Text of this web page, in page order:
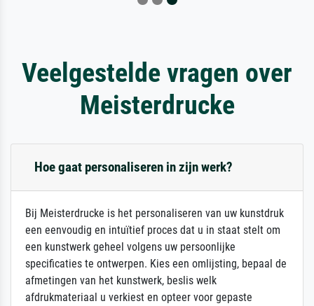
Veelgestelde vragen over
Meisterdrucke
Hoe gaat personaliseren in zijn werk?
Bij Meisterdrucke is het personaliseren van uw kunstdruk
een eenvoudig en intuïtief proces dat u in staat stelt om
een kunstwerk geheel volgens uw persoonlijke
specificaties te ontwerpen. Kies een omlijsting, bepaal de
afmetingen van het kunstwerk, beslis welk
afdrukmateriaal u verkiest en opteer voor gepaste